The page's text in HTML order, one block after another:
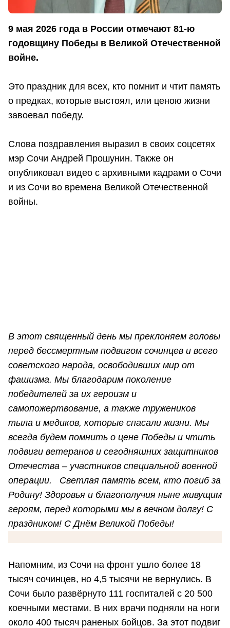
9 мая 2026 года в России отмечают 81-ю
годовщину Победы в Великой Отечественной
войне.
Это праздник для всех, кто помнит и чтит память
о предках, которые выстоял, или ценою жизни
завоевал победу.
Слова поздравления выразил в своих соцсетях
мэр Сочи Андрей Прошунин. Также он
опубликовал видео с архивными кадрами о Сочи
и из Сочи во времена Великой Отечественной
войны.
В этот священный день мы преклоняем головы
перед бессмертным подвигом сочинцев и всего
советского народа, освободивших мир от
фашизма. Мы благодарим поколение
победителей за их героизм и
самопожертвование, а также тружеников
тыла и медиков, которые спасали жизни. Мы
всегда будем помнить о цене Победы и чтить
подвиги ветеранов и сегодняшних защитников
Отечества – участников специальной военной
операции. Светлая память всем, кто погиб за
Родину! Здоровья и благополучия ныне живущим
героям, перед которыми мы в вечном долгу! С
праздником! С Днём Великой Победы!
Напомним, из Сочи на фронт ушло более 18
тысяч сочинцев, но 4,5 тысячи не вернулись. В
Сочи было развёрнуто 111 госпиталей с 20 500
коечными местами. В них врачи подняли на ноги
около 400 тысяч раненых бойцов. За этот подвиг